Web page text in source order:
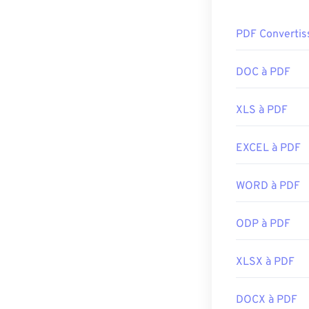
La plupart des
utilisation est
La plupart des
mais il est
un outil plus
Sortie initiale :
https://
PDF
DOC à PDF
XLS à PDF
EXCEL à PDF
WORD à PDF
ODP à PDF
XLSX à PDF
DOCX à PDF